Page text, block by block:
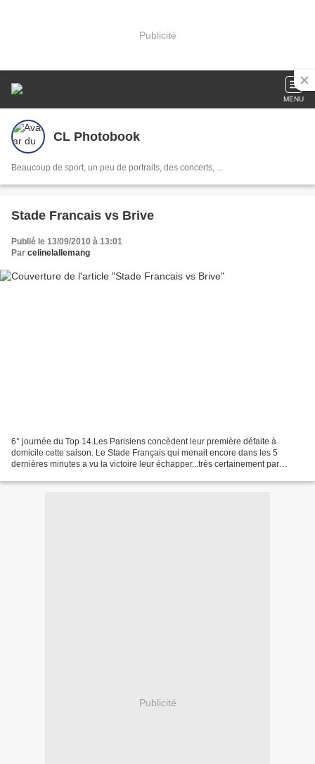
Publicité
MENU
CL Photobook
Beaucoup de sport, un peu de portraits, des concerts, ...
Stade Francais vs Brive
Publié le 13/09/2010 à 13:01
Par celinelallemang
6° journée du Top 14.Les Parisiens concèdent leur première défaite à
domicile cette saison. Le Stade Français qui menait encore dans les 5
dernières minutes a vu la victoire leur échapper...très certainement par
Publicité